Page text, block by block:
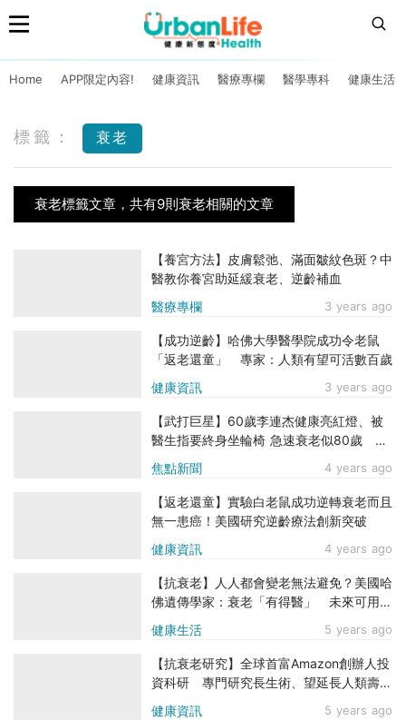
Home APP限定內容! 健康資訊 醫療專欄 醫學專科 健康生活
標籤： 衰老
衰老標籤文章，共有9則衰老相關的文章
醫療專欄 3 years ago
【養宮方法】皮膚鬆弛、滿面皺紋色斑？中
醫教你養宮助延緩衰老、逆齡補血
健康資訊 3 years ago
【成功逆齡】哈佛大學醫學院成功令老鼠
「返老還童」 專家：人類有望可活數百歲
焦點新聞 4 years ago
【武打巨星】60歲李連杰健康亮紅燈、被
醫生指要終身坐輪椅 急速衰老似80歲 神
隱4年後竟離奇回春！
健康資訊 4 years ago
【返老還童】實驗白老鼠成功逆轉衰老而且
無一患癌！美國研究逆齡療法創新突破
健康生活 5 years ago
【抗衰老】人人都會變老無法避免？美國哈
佛遺傳學家：衰老「有得醫」 未來可用藥
逆齡
健康資訊 5 years ago
【抗衰老研究】全球首富Amazon創辦人投
資科研 專門研究長生術、望延長人類壽命
50年